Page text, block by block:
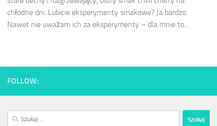
chłodne dni. Lubicie eksperymenty smakowe? Ja bardzo.
Nawet nie uważam ich za eksperymenty – dla mnie to...
FOLLOW:
Szukaj: